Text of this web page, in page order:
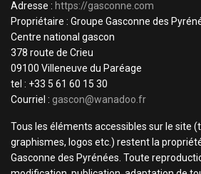
Adresse : https://gasconne.com
Propriétaire : Groupe Gasconne des
Centre national gascon
378 route de Crieu
09100 Villeneuve du Paréage
tel : +33 5 61 60 15 30
Courriel : gascon@wanadoo.fr
Tous les éléments accessibles sur le site
graphismes, logos etc.) restent la
Gasconne des Pyrénées. Toute